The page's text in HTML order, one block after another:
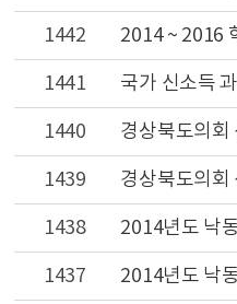
1442 2014 ~ 2016
1441 국가 신소득
1440 경상북도의회
1439 경상북도의회
1438 2014년도 낙
1437 2014년도 낙